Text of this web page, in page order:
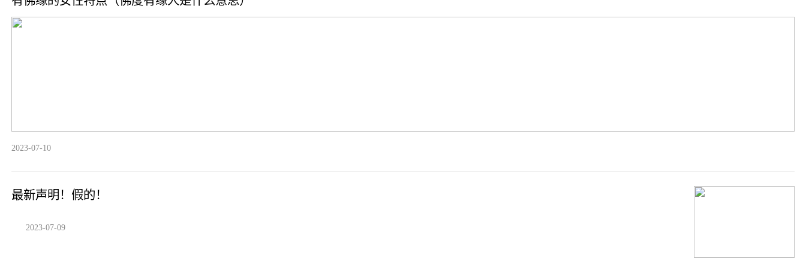
2023-07-10
最新声明！假的！
2023-07-09